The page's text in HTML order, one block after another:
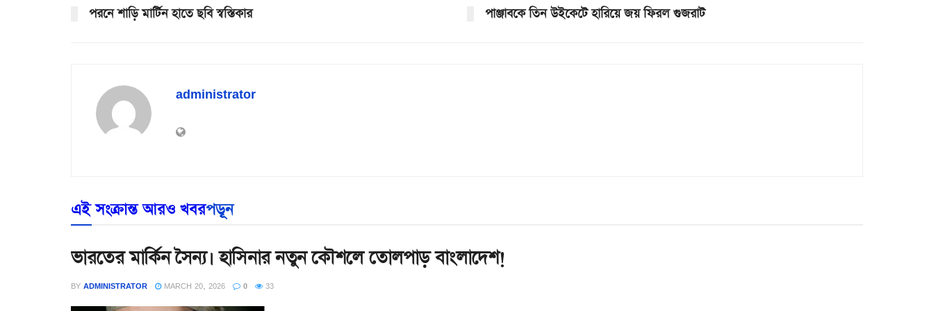
পরনে শাড়ি মার্টিন হাতে ছবি স্বস্তিকার পাঞ্জাবকে তিন উইকেটে হারিয়ে জয় ফিরল গুজরাট
administrator
এই সংক্রান্ত আরও খবরপড়ূন
ভারতের মার্কিন সৈন্য। হাসিনার নতুন কৌশলে তোলপাড় বাংলাদেশ!
BY ADMINISTRATOR MARCH 20, 2026 0 33